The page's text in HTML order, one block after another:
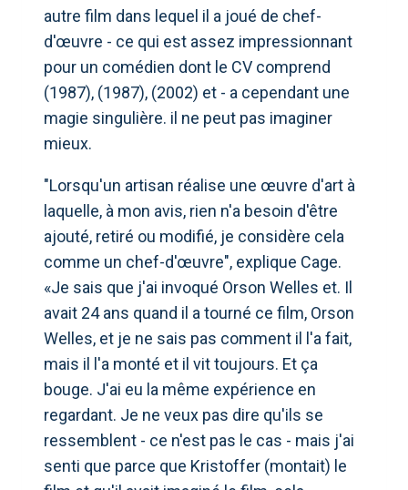
autre film dans lequel il a joué de chef-
d'œuvre - ce qui est assez impressionnant
pour un comédien dont le CV comprend
(1987), (1987), (2002) et - a cependant une
magie singulière. il ne peut pas imaginer
mieux.
"Lorsqu'un artisan réalise une œuvre d'art à
laquelle, à mon avis, rien n'a besoin d'être
ajouté, retiré ou modifié, je considère cela
comme un chef-d'œuvre", explique Cage.
«Je sais que j'ai invoqué Orson Welles et. Il
avait 24 ans quand il a tourné ce film, Orson
Welles, et je ne sais pas comment il l'a fait,
mais il l'a monté et il vit toujours. Et ça
bouge. J'ai eu la même expérience en
regardant. Je ne veux pas dire qu'ils se
ressemblent - ce n'est pas le cas - mais j'ai
senti que parce que Kristoffer (montait) le